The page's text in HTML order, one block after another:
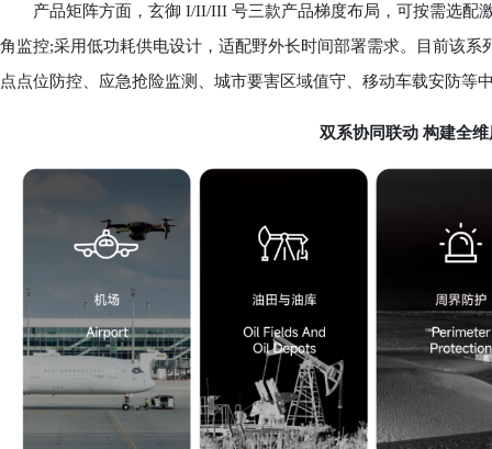
产品矩阵方面，玄御 I/II/III 号三款产品梯度布局，可按需选配
角监控;采用低功耗供电设计，适配野外长时间部署需求。目前该
点点位防控、应急抢险监测、城市要害区域值守、移动车载安防等
双系协同联动 构建全